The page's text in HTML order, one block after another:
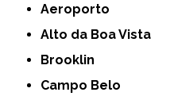
Aeroporto
Alto da Boa Vista
Brooklin
Campo Belo